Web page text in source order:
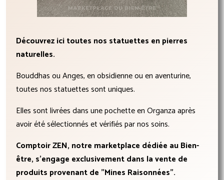
Découvrez ici toutes nos statuettes en pierres
naturelles.
Bouddhas ou Anges, en obsidienne ou en aventurine,
toutes nos statuettes sont uniques.
Elles sont livrées dans une pochette en Organza après
avoir été sélectionnés et vérifiés par nos soins.
Comptoir ZEN, notre marketplace dédiée au Bien-
être, s'engage exclusivement dans la vente de
produits provenant de "Mines Raisonnées".